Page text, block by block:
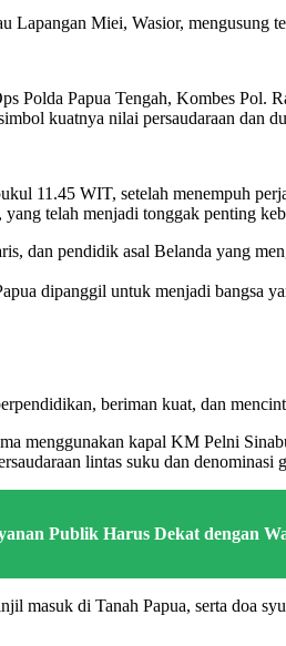
Lapangan Miei, Wasior, mengusung
Polda Papua Tengah, Kombes Pol.
kuatnya nilai persaudaraan dan
11.45 WIT, setelah menempuh
telah menjadi tonggak penting
dan pendidik asal Belanda yang
dipanggil untuk menjadi bangsa
beriman kuat, dan
menggunakan kapal KM Pelni
lintas suku dan denominasi
Publik Harus Dekat dengan
masuk di Tanah Papua, serta doa